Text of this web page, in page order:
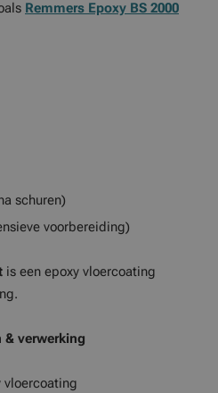
Remmers Epoxy BS 2000
schuren)
voorbereiding)
is een epoxy vloercoating
& verwerking
vloercoating